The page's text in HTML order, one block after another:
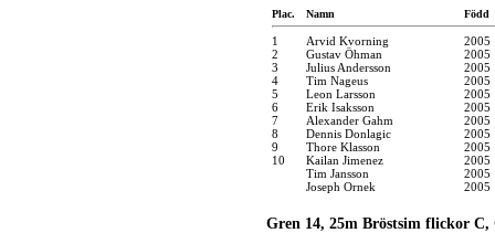
Plac. Namn Född
1 Arvid Kvorning
2005
2
Gustav Öhman
2005
3
Julius Andersson
2005
4
Tim Nageus
2005
5
Leon Larsson
2005
6
Erik Isaksson
2005
7
Alexander Gahm
2005
8
Dennis Donlagic
2005
9
Thore Klasson
2005
10
Kailan Jimenez
2005
Tim Jansson
2005
Joseph Ornek
2005
Gren 14, 25m Bröstsim flickor C,